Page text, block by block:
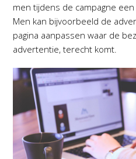
men tijdens de campagne
Men kan bijvoorbeeld de
pagina aanpassen waar de
advertentie, terecht komt.